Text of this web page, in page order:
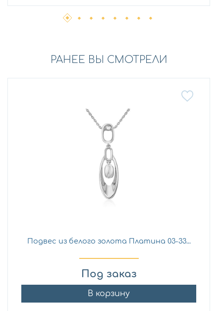
РАНЕЕ ВЫ СМОТРЕЛИ
Подвес из белого золота Платина 03-33...
Под заказ
В корзину